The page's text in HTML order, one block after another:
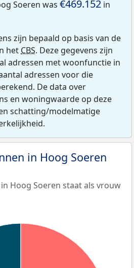
Soeren was €469.152 in
zijn bepaald op basis van de
het CBS. Deze gegevens zijn
adressen met woonfunctie in
adressen voor die
De data over
en woningwaarde op deze
schatting/modelmatige
in Hoog Soeren
Hoog Soeren staat als vrouw